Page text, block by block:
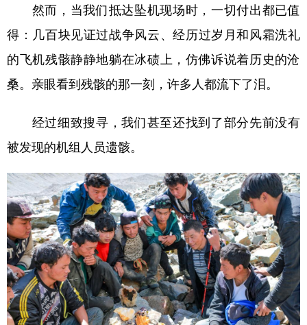
然而，当我们抵达坠机现场时，一切付出都已值
得：几百块见证过战争风云、经历过岁月和风霜洗礼
的飞机残骸静静地躺在冰碛上，仿佛诉说着历史的沧
桑。亲眼看到残骸的那一刻，许多人都流下了泪。
经过细致搜寻，我们甚至还找到了部分先前没有
被发现的机组人员遗骸。